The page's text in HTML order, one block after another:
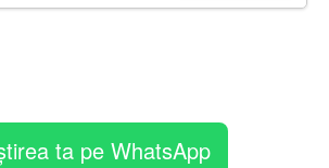
ta pe WhatsApp